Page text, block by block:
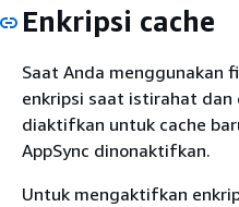
Enkripsi cache
Saat Anda menggunakan
enkripsi saat istirahat dan
diaktifkan untuk cache
AppSync dinonaktifkan.
Untuk mengaktifkan